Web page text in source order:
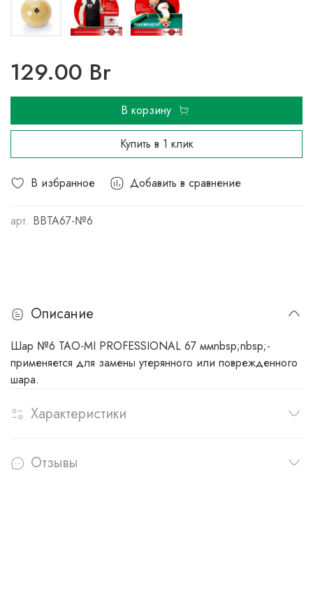
В избранное Добавить в сравнение
арт. BBTA67-№6
129.00 Br
В корзину
Купить в 1 клик
Описание
Шар №6 TAO-MI PROFESSIONAL 67 ммnbsp;nbsp;-
применяется для замены утерянного или поврежденного
шара.
Характеристики
Отзывы